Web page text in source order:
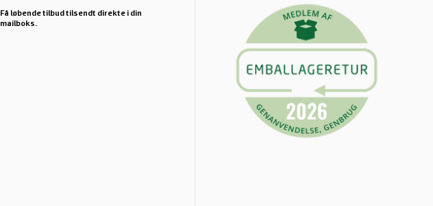
Få løbende tilbud tilsendt direkte i din
mailboks.